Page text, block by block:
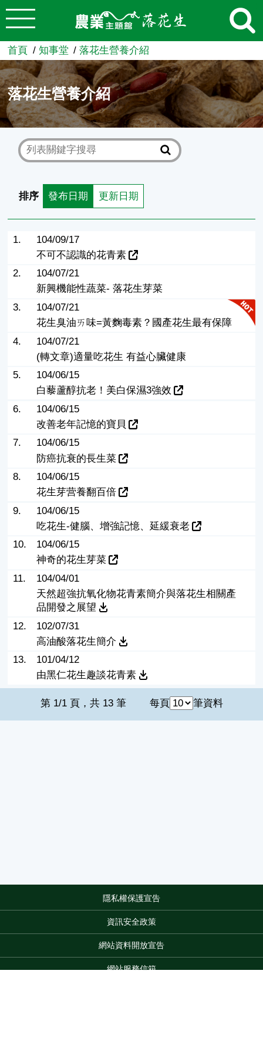
跳到主要內容
農業知識入口網
首頁 知事堂 落花生營養介紹
落花生營養介紹
排序 發布日期 更新日期
1.
104/09/17
不可不認識的花青素
2.
104/07/21
新興機能性蔬菜- 落花生芽菜
3.
104/07/21
花生臭油ㄞ味=黃麴毒素？國產花生最有保障
4.
104/07/21
(轉文章)適量吃花生 有益心臟健康
5.
104/06/15
白藜蘆醇抗老！美白保濕3強效
6.
104/06/15
改善老年記憶的寶貝
7.
104/06/15
防癌抗衰的長生菜
8.
104/06/15
花生芽营養翻百倍
9.
104/06/15
吃花生-健腦、增強記憶、延緩衰老
10.
104/06/15
神奇的花生芽菜
11.
104/04/01
天然超強抗氧化物花青素簡介與落花生相關產
品開發之展望
12.
102/07/31
高油酸落花生簡介
13.
101/04/12
由黑仁花生趣談花青素
第 1/1 頁，共 13 筆 每頁 筆資料
隱私權保護宣告
資訊安全政策
網站資料開放宣告
網站服務信箱